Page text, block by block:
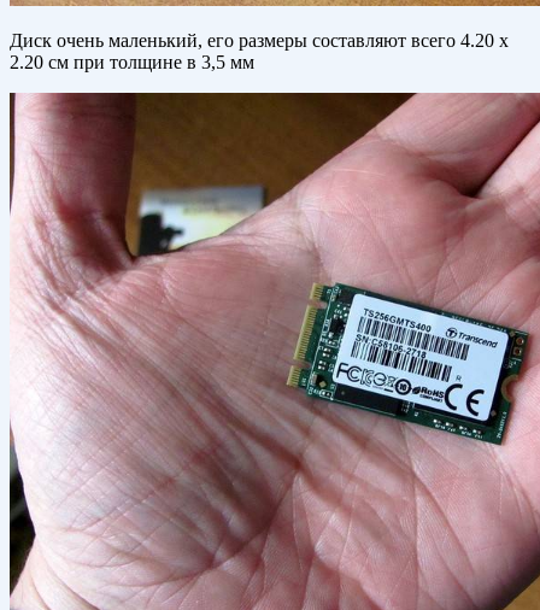
Диск очень маленький, его размеры составляют всего 4.20 x
2.20 см при толщине в 3,5 мм